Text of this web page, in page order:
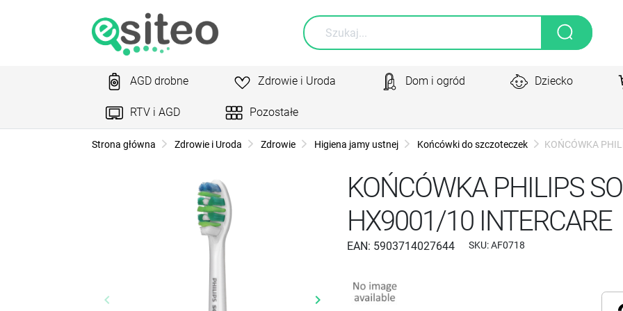
AGD drobne Zdrowie i Uroda Dom i ogród Dziecko
RTV i AGD Pozostałe
Strona główna Zdrowie i Uroda Zdrowie Higiena jamy ustnej Końcówki do szczoteczek KOŃCÓWKA
Poprzedni
keyboard_arrow_left Następny
keyboard_arrow_right
KOŃCÓWKA PHILIPS
HX9001/10 INTERCARE
EAN: 5903714027644 SKU: AF0718